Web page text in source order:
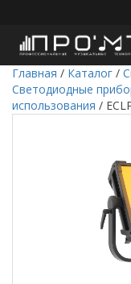
Главная / Каталог /
Светодиодные
использования /